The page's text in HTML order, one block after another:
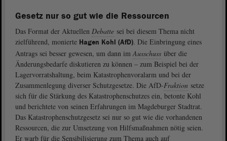
Gesetz nur so gut wie die Ressourcen
Das Format der Aktuellen Debatte sei bei diesem Thema nicht
zielführend, monierte Hagen Kohl (AfD). Die Einbringung eines
Antrags sei besser gewesen, um dann im Ausschuss über die
Änderungsbedarfe diskutieren zu können – zum Beispiel bei der
Lagervorratshaltung, beim Katastrophenvoralarm und bei der
Zusammenlegung diverser Schutzgesetze. Die AfD-Fraktion setze
sich für die Stärkung des Katastrophenschutzes ein, betonte Kohl
und berichtete von seinen Erfahrungen im Magdeburger Stadtrat.
Das Katastrophenschutzgesetz sei nur so gut wie die vorhandenen
Ressourcen, die zur Umsetzung von Hilfsmaßnahmen nötig seien.
Er warb für die Sensibilisierung zum Thema auch auf